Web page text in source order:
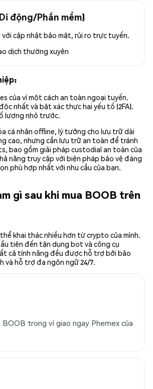
động/Phần mềm)
với cập nhật bảo mật, rủi ro trực tuyến.
dịch thường xuyên
của ví một cách an toàn ngoại tuyến.
nhất và bật xác thực hai yếu tố (2FA).
lượng nhỏ trước.
cá nhân offline, lý tưởng cho lưu trữ dài
cao, nhưng cần lưu trữ an toàn để tránh
bao gồm giải pháp custodial an toàn của
năng truy cập với biện pháp bảo vệ đáng
phù hợp nhất với nhu cầu của bạn.
gì sau khi mua BOOB trên
khai thác nhiều hơn từ crypto của mình.
tiên đến tận dụng bot và công cụ
cả tính năng đều được hỗ trợ bởi bảo
và hỗ trợ đa ngôn ngữ 24/7.
trong ví giao ngay Phemex của